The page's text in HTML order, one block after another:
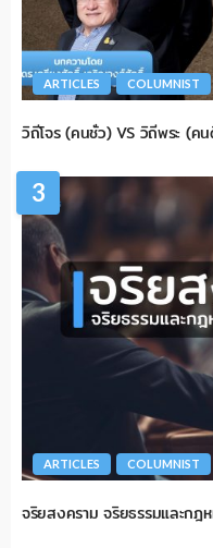
ARTICLES COLUMNIST
วิถีโจร (คนชั่ว) VS วิถีพระ (ค
3
ARTICLES COLUMNIST
จริยสงคราม จริยธรรมและกฎ